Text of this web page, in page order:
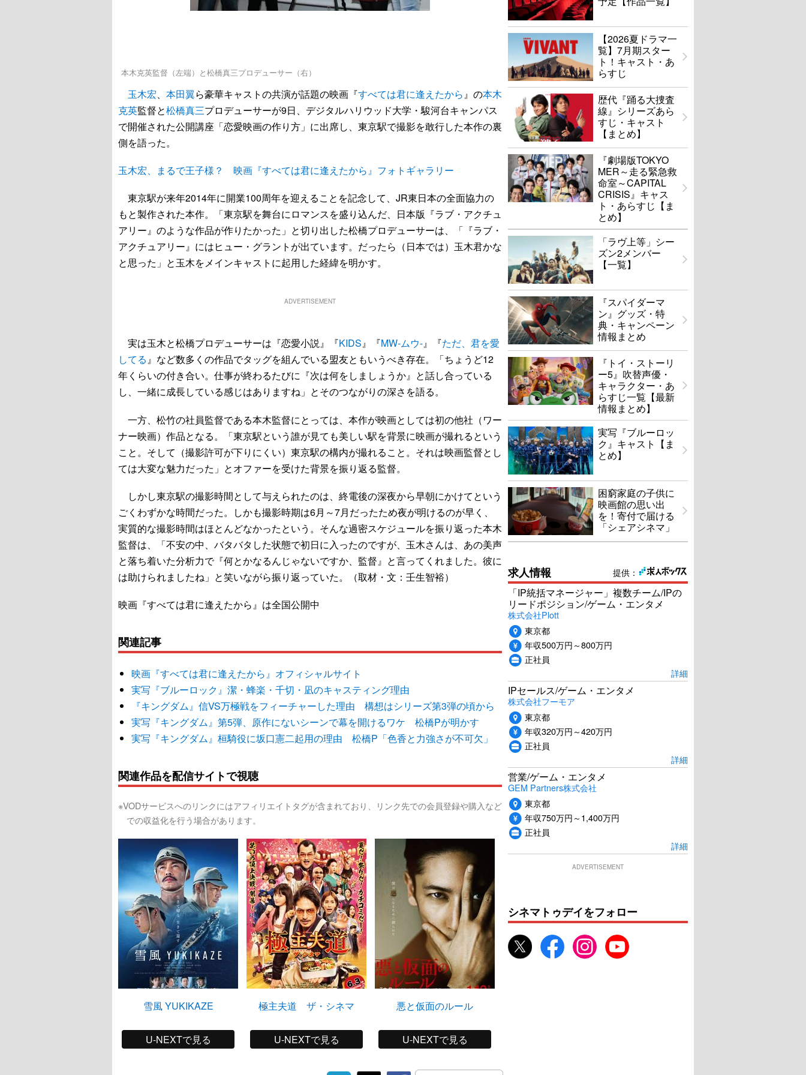
本木克英監督（左端）と松橋真三プロデューサー（右）
玉木宏、 本田翼ら豪華キャストの共演が話題の映画『すべては君に逢えたから』の本木
克英監督と松橋真三プロデューサーが9日、デジタルハリウッド大学・駿河台キャンパス
で開催された公開講座「恋愛映画の作り方」に出席し、東京駅で撮影を敢行した本作の裏
側を語った。
玉木宏、まるで王子様？ 映画『すべては君に逢えたから』フォトギャラリー
東京駅が来年2014年に開業100周年を迎えることを記念して、JR東日本の全面協力の
もと製作された本作。「東京駅を舞台にロマンスを盛り込んだ、日本版『ラブ・アクチュ
アリー』のような作品が作りたかった」と切り出した松橋プロデューサーは、「『ラブ・
アクチュアリー』にはヒュー・グラントが出ています。だったら（日本では）玉木君かな
と思った」と玉木をメインキャストに起用した経緯を明かす。
ADVERTISEMENT
実は玉木と松橋プロデューサーは『恋愛小説』『KIDS』『MW-ムウ-』『ただ、君を愛
してる』など数多くの作品でタッグを組んでいる盟友ともいうべき存在。「ちょうど12
年くらいの付き合い。仕事が終わるたびに『次は何をしましょうか』と話し合っている
し、一緒に成長している感じはありますね」とそのつながりの深さを語る。
一方、松竹の社員監督である本木監督にとっては、本作が映画としては初の他社（ワー
ナー映画）作品となる。「東京駅という誰が見ても美しい駅を背景に映画が撮れるという
こと。そして（撮影許可が下りにくい）東京駅の構内が撮れること。それは映画監督とし
ては大変な魅力だった」とオファーを受けた背景を振り返る監督。
しかし東京駅の撮影時間として与えられたのは、終電後の深夜から早朝にかけてという
ごくわずかな時間だった。しかも撮影時期は6月～7月だったため夜が明けるのが早く、
実質的な撮影時間はほとんどなかったという。そんな過密スケジュールを振り返った本木
監督は、「不安の中、バタバタした状態で初日に入ったのですが、玉木さんは、あの美声
と落ち着いた分析力で『何とかなるんじゃないですか、監督』と言ってくれました。彼に
は助けられましたね」と笑いながら振り返っていた。（取材・文：壬生智裕）
映画『すべては君に逢えたから』は全国公開中
関連記事
映画『すべては君に逢えたから』オフィシャルサイト
実写『ブルーロック』潔・蜂楽・千切・凪のキャスティング理由
『キングダム』信VS万極戦をフィーチャーした理由 構想はシリーズ第3弾の頃から
実写『キングダム』第5弾、原作にないシーンで幕を開けるワケ 松橋Pが明かす
実写『キングダム』桓騎役に坂口憲二起用の理由 松橋P「色香と力強さが不可欠」
関連作品を配信サイトで視聴
※VODサービスへのリンクにはアフィリエイトタグが含まれており、リンク先での会員登録や購入など
での収益化を行う場合があります。
雪風 YUKIKAZE
U-NEXTで見る
極主夫道 ザ・シネマ
U-NEXTで見る
悪と仮面のルール
U-NEXTで見る
【2026夏ドラマ一
覧】7月期スター
ト！キャスト・あ
らすじ
歴代『踊る大捜査
線』シリーズあら
すじ・キャスト
【まとめ】
『劇場版TOKYO
MER～走る緊急救
命室～CAPITAL
CRISIS』キャス
ト・あらすじ【ま
とめ】
「ラヴ上等」シー
ズン2メンバー
【一覧】
『スパイダーマ
ン』グッズ・特
典・キャンペーン
情報まとめ
『トイ・ストーリ
ー5』吹替声優・
キャラクター・あ
らすじ一覧【最新
情報まとめ】
実写『ブルーロッ
ク』キャスト【ま
とめ】
困窮家庭の子供に
映画館の思い出
を！寄付で届ける
「シェアシネマ」
提供：
求人情報
「IP統括マネージャー」複数チーム/IPの
リードポジション/ゲーム・エンタメ
株式会社Plott
東京都
年収500万円～800万円
正社員
詳細
IPセールス/ゲーム・エンタメ
株式会社フーモア
東京都
年収320万円～420万円
正社員
詳細
営業/ゲーム・エンタメ
GEM Partners株式会社
東京都
年収750万円～1,400万円
正社員
詳細
ADVERTISEMENT
シネマトゥデイをフォロー